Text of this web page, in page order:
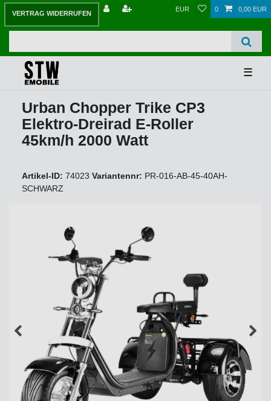
VERTRAG WIDERRUFEN
EUR 0 0,00 EUR
☰
Urban Chopper Trike CP3
Elektro-Dreirad E-Roller
45km/h 2000 Watt
Artikel-ID: 74023 Variantennr: PR-016-AB-45-40AH-
SCHWARZ